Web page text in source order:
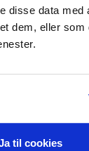
disse data med
dem, eller som
til cookies